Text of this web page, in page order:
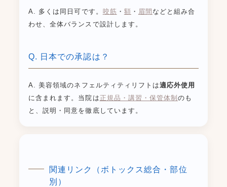
A. 多くは同日可です。 咬筋 ・ 額 ・ 眉間 などと組み合
わせ、全体バランスで設計します。
Q. 日本での承認は？
A. 美容領域のネフェルティティリフトは適応外使用
に含まれます。当院は 正規品・講習・保管体制のも
と、説明・同意を徹底しています。
関連リンク（ボトックス総合・部位
別）